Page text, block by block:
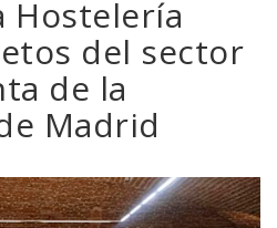
Hostelería
del sector
de la
Madrid